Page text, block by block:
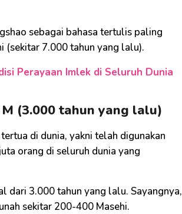
sebagai bahasa tertulis paling
(sekitar 7.000 tahun yang lalu).
Perayaan Imlek di Seluruh Dunia
(3.000 tahun yang lalu)
di dunia, yakni telah digunakan
orang di seluruh dunia yang
dari 3.000 tahun yang lalu. Sayangnya,
sekitar 200-400 Masehi.